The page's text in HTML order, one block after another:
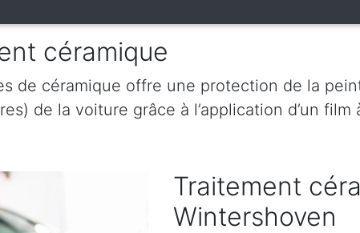
céramique
de céramique offre une protection de la
de la voiture grâce à l’application d’un
Traitement
Wintershoven